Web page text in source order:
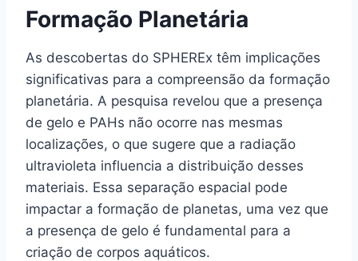
Formação Planetária
As descobertas do SPHEREx têm implicações
significativas para a compreensão da formação
planetária. A pesquisa revelou que a presença
de gelo e PAHs não ocorre nas mesmas
localizações, o que sugere que a radiação
ultravioleta influencia a distribuição desses
materiais. Essa separação espacial pode
impactar a formação de planetas, uma vez que
a presença de gelo é fundamental para a
criação de corpos aquáticos.